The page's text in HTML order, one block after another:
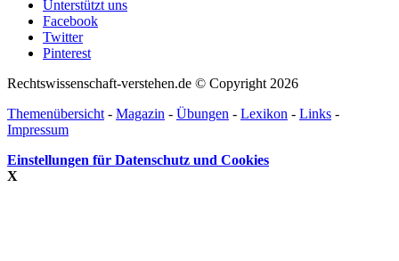
Unterstützt uns
Facebook
Twitter
Pinterest
Rechtswissenschaft-verstehen.de © Copyright 2026
Themenübersicht - Magazin - Übungen - Lexikon - Links -
Impressum
Einstellungen für Datenschutz und Cookies
X